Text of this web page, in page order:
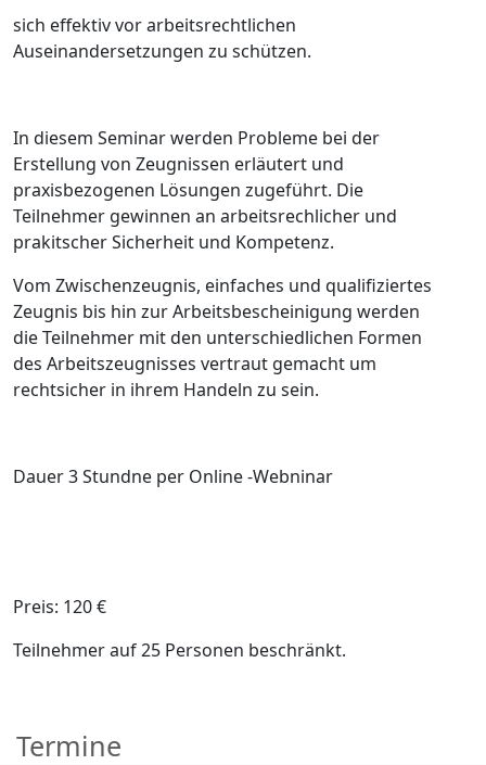
sich effektiv vor arbeitsrechtlichen
Auseinandersetzungen zu schützen.
In diesem Seminar werden Probleme bei der
Erstellung von Zeugnissen erläutert und
praxisbezogenen Lösungen zugeführt. Die
Teilnehmer gewinnen an arbeitsrechlicher und
prakitscher Sicherheit und Kompetenz.
Vom Zwischenzeugnis, einfaches und qualifiziertes
Zeugnis bis hin zur Arbeitsbescheinigung werden
die Teilnehmer mit den unterschiedlichen Formen
des Arbeitszeugnisses vertraut gemacht um
rechtsicher in ihrem Handeln zu sein.
Dauer 3 Stundne per Online -Webninar
Preis: 120 €
Teilnehmer auf 25 Personen beschränkt.
Termine